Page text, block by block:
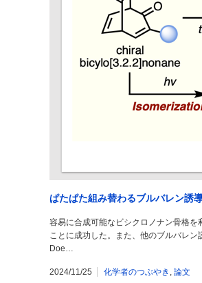
ぱたぱた組み替わるブルバレン誘
容易に合成可能なビシクロノナン骨格
ことに成功した。また、他のブルバレ
Doe…
2024/11/25 化学者のつぶやき , 論文